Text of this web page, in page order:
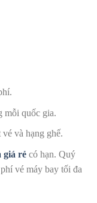
mỗi quốc gia.
và hạng ghế.
giá rẻcó hạn. Quý
vé máy bay tối đa